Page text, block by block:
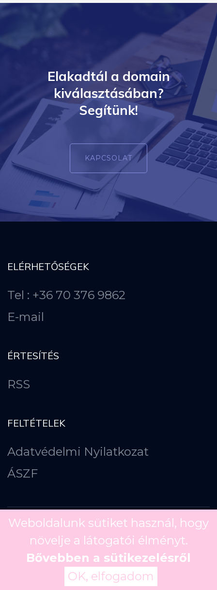
Elakadtál a domain
kiválasztásában?
Segítünk!
KAPCSOLAT
ELÉRHETŐSÉGEK
Tel : +36 70 376 9862
E-mail
ÉRTESÍTÉS
RSS
FELTÉTELEK
Adatvédelmi Nyilatkozat
ÁSZF
Copyright © 2026
Weboldalunk sütiket használ, hogy
növelje a látogatói élményt.
Bővebben a sütikezelésről
OK, elfogadom